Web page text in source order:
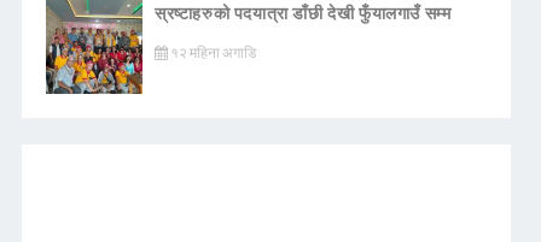
स्रष्टाहरुको पदयात्रा डाँछी देखी फुँयालगाउँ सम्म
१२ महिना अगाडि